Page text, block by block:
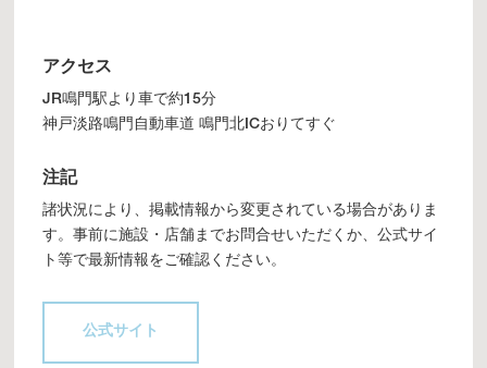
アクセス
JR鳴門駅より車で約15分
神戸淡路鳴門自動車道 鳴門北ICおりてすぐ
注記
諸状況により、掲載情報から変更されている場合がありま
す。事前に施設・店舗までお問合せいただくか、公式サイ
ト等で最新情報をご確認ください。
公式サイト